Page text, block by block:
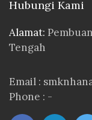
Hubungi Kami
Alamat:
Tengah
Email :
Phone : -